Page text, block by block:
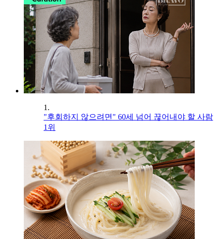
1.
"후회하지 않으려면" 60세 넘어 끊어내야 할 사람
1위